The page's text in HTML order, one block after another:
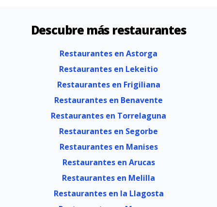
Descubre más restaurantes
Restaurantes en Astorga
Restaurantes en Lekeitio
Restaurantes en Frigiliana
Restaurantes en Benavente
Restaurantes en Torrelaguna
Restaurantes en Segorbe
Restaurantes en Manises
Restaurantes en Arucas
Restaurantes en Melilla
Restaurantes en la Llagosta